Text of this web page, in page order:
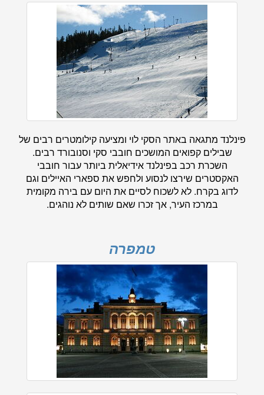
פינלנד מתגאה באתר הסקי לוי ומציעה קילומטרים רבים של
שבילים קפואים המושכים חובבי סקי וסנובורד רבים.
השכרת רכב בפינלנד אידיאלית ביותר עבור חובבי
האקסטרים שירצו לנסוע ולחפש את ספארי האיילים וגם
לדוג בקרח. לא לשכוח לסיים את היום עם בירה מקומית
במרכז העיר, אך זכרו שאם שותים לא נוהגים.
טמפרה